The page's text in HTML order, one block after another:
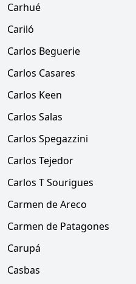
Carhué
Cariló
Carlos Beguerie
Carlos Casares
Carlos Keen
Carlos Salas
Carlos Spegazzini
Carlos Tejedor
Carlos T Sourigues
Carmen de Areco
Carmen de Patagones
Carupá
Casbas